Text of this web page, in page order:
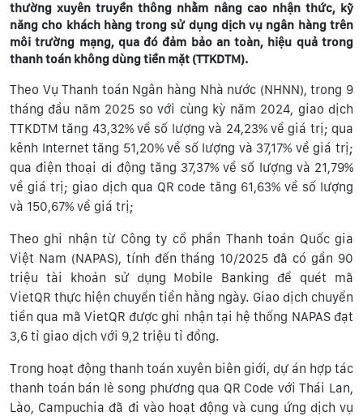
thường xuyên truyền thông nhằm nâng cao nhận thức, kỹ
năng cho khách hàng trong sử dụng dịch vụ ngân hàng trên
môi trường mạng, qua đó đảm bảo an toàn, hiệu quả trong
thanh toán không dùng tiền mặt (TTKDTM).
Theo Vụ Thanh toán Ngân hàng Nhà nước (NHNN), trong 9
tháng đầu năm 2025 so với cùng kỳ năm 2024, giao dịch
TTKDTM tăng 43,32% về số lượng và 24,23% về giá trị; qua
kênh Internet tăng 51,20% về số lượng và 37,17% về giá trị;
qua điện thoại di động tăng 37,37% về số lượng và 21,79%
về giá trị; giao dịch qua QR code tăng 61,63% về số lượng
và 150,67% về giá trị;
Theo ghi nhận từ Công ty cổ phần Thanh toán Quốc gia
Việt Nam (NAPAS), tính đến tháng 10/2025 đã có gần 90
triệu tài khoản sử dụng Mobile Banking để quét mã
VietQR thực hiện chuyển tiền hằng ngày. Giao dịch chuyển
tiền qua mã VietQR được ghi nhận tại hệ thống NAPAS đạt
3,6 tỉ giao dịch với 9,2 triệu tỉ đồng.
Trong hoạt động thanh toán xuyên biên giới, dự án hợp tác
thanh toán bán lẻ song phương qua QR Code với Thái Lan,
Lào, Campuchia đã đi vào hoạt động và cung ứng dịch vụ